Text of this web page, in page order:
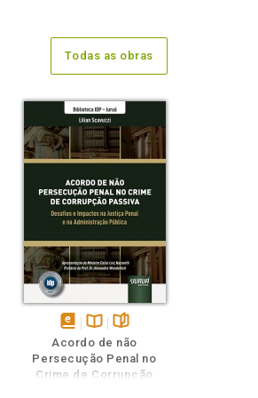
Todas as obras
disponível
em
eBook
Disponível
na
B.V.
páginas
Acordo de não
Persecução Penal no
Crime de Corrupção